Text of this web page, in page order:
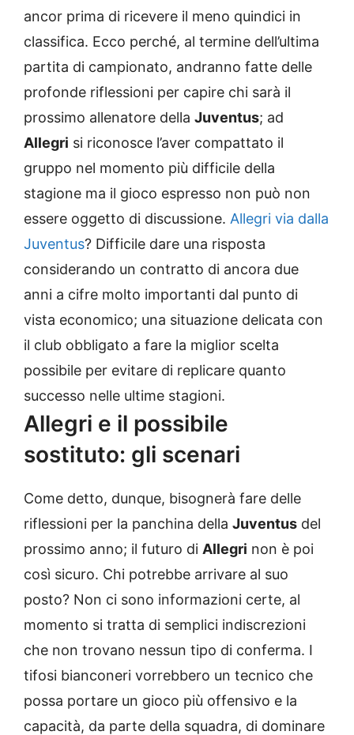
ancor prima di ricevere il meno quindici in
classifica. Ecco perché, al termine dell’ultima
partita di campionato, andranno fatte delle
profonde riflessioni per capire chi sarà il
prossimo allenatore della Juventus; ad
Allegri si riconosce l’aver compattato il
gruppo nel momento più difficile della
stagione ma il gioco espresso non può non
essere oggetto di discussione. Allegri via dalla
Juventus? Difficile dare una risposta
considerando un contratto di ancora due
anni a cifre molto importanti dal punto di
vista economico; una situazione delicata con
il club obbligato a fare la miglior scelta
possibile per evitare di replicare quanto
successo nelle ultime stagioni.
Allegri e il possibile
sostituto: gli scenari
Come detto, dunque, bisognerà fare delle
riflessioni per la panchina della Juventus del
prossimo anno; il futuro di Allegri non è poi
così sicuro. Chi potrebbe arrivare al suo
posto? Non ci sono informazioni certe, al
momento si tratta di semplici indiscrezioni
che non trovano nessun tipo di conferma. I
tifosi bianconeri vorrebbero un tecnico che
possa portare un gioco più offensivo e la
capacità, da parte della squadra, di dominare